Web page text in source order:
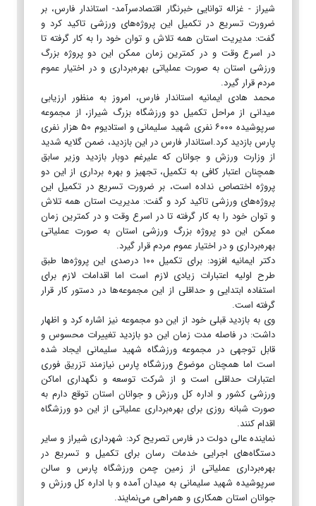
شیراز - غزاله توانایی خبرنگار اقتصادسرآمد- استاندار فارس، بر
ضرورت تسریع در تکمیل این پروژه‌های ورزشی تاکید کرد و
گفت: مدیریت استان همه تلاش و توان خود را به کار گرفته تا
در اسرع وقت و در کمترین زمان ممکن این دو پروژه بزرگ
ورزشی استان به صورت عملیاتی بهره‌برداری و در اختیار عموم
مردم قرار گیرد.
محمد هادی ایمانیه استاندار فارس، امروز به منظور ارزیابی
میدانی از مراحل تکمیل دو ورزشگاه بزرگ شیراز، از مجموعه
سرپوشیده ۶۰۰۰ نفری شهید سلیمانی و استادیوم ۵۰ هزار نفری
پارس بازدید کرد.استاندار فارس در این بازدید، ضمن گلایه شدید
از وزارت ورزش و جوانان که علیرغم دوبار بازدید وزیر سابق
همچنان اعتبار کافی به تکمیل، تجهیز و بهره برداری از این دو
پروژه اختصاص نداده است، بر ضرورت تسریع در تکمیل این
پروژه‌های ورزشی تاکید کرد و گفت: مدیریت استان همه تلاش
و توان خود را به کار گرفته تا در اسرع وقت و در کمترین زمان
ممکن این دو پروژه بزرگ ورزشی استان به صورت عملیاتی
بهره‌برداری و در اختیار عموم مردم قرار گیرد.
دکتر ایمانیه افزود: برای تکمیل ۱۰۰ درصدی این پروژه‌ها طبق
طرح اولیه اعتبارات زیادی لازم است اما اقدامات لازم برای
استفاده ابتدایی و حداقلی از این مجموعه‌ها در دستور کار قرار
گرفته است.
وی به بازدید قبلی خود از این دو مجموعه نیز اشاره کرد و اظهار
داشت: در فاصله مدت زمان این دو بازدید تغییرات محسوس و
قابل توجهی در مجموعه ورزشگاه شهید سلیمانی ایجاد شده
است اما همچنان موضوع ورزشگاه پارس نیازمند تزریق فوری
اعتبارات حداقلی است و از شرکت توسعه و نگهداری اماکن
ورزشی کشور و اداره کل ورزش و جوانان استان توقع دارم به
صورت شبانه روزی برای بهره‌برداری عملیاتی از این دو ورزشگاه
اقدام کنند.
نماینده عالی دولت در فارس تصریح کرد: شهرداری شیراز و سایر
دستگاه‌های اجرایی خدمات رسان برای تکمیل و تسریع در
بهره‌برداری عملیاتی از زمین چمن ورزشگاه پارس و سالن
سرپوشیده شهید سلیمانی به میدان آمده و با اداره کل ورزش و
جوانان استان همکاری و همراهی می‌نمایند.